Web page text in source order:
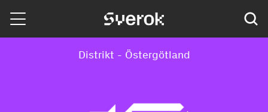
Sverok
Distrikt - Östergötland